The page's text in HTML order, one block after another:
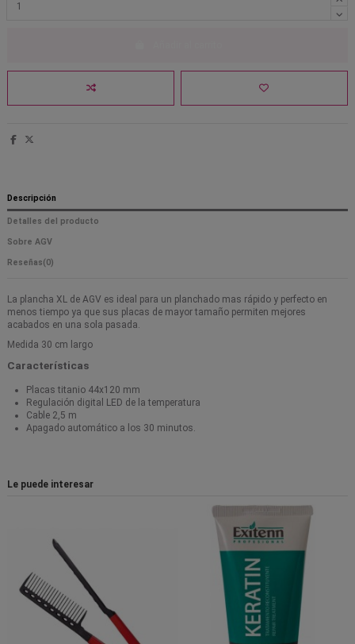
Descripción
Detalles del producto
Sobre AGV
Reseñas(0)
La plancha XL de AGV es ideal para un planchado mas rápido y perfecto en
menos tiempo ya que sus placas de mayor tamaño permiten mejores
acabados en una sola pasada.
Medida 30 cm largo
Características
Placas titanio 44x120 mm
Regulación digital LED de la temperatura
Cable 2,5 m
Apagado automático a los 30 minutos.
Le puede interesar